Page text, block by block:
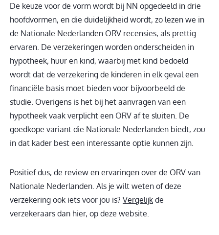
De keuze voor de vorm wordt bij NN opgedeeld in drie
hoofdvormen, en die duidelijkheid wordt, zo lezen we in
de Nationale Nederlanden ORV recensies, als prettig
ervaren. De verzekeringen worden onderscheiden in
hypotheek, huur en kind, waarbij met kind bedoeld
wordt dat de verzekering de kinderen in elk geval een
financiële basis moet bieden voor bijvoorbeeld de
studie. Overigens is het bij het aanvragen van een
hypotheek vaak verplicht een ORV af te sluiten. De
goedkope variant die Nationale Nederlanden biedt, zou
in dat kader best een interessante optie kunnen zijn.
Positief dus, de review en ervaringen over de ORV van
Nationale Nederlanden. Als je wilt weten of deze
verzekering ook iets voor jou is? Vergelijk de
verzekeraars dan hier, op deze website.